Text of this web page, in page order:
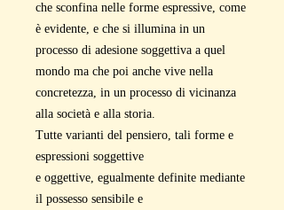
che sconfina nelle forme espressive, come
è evidente, e che si illumina in un
processo di adesione soggettiva a quel
mondo ma che poi anche vive nella
concretezza, in un processo di vicinanza
alla società e alla storia.
Tutte varianti del pensiero, tali forme e
espressioni soggettive
e oggettive, egualmente definite mediante
il possesso sensibile e